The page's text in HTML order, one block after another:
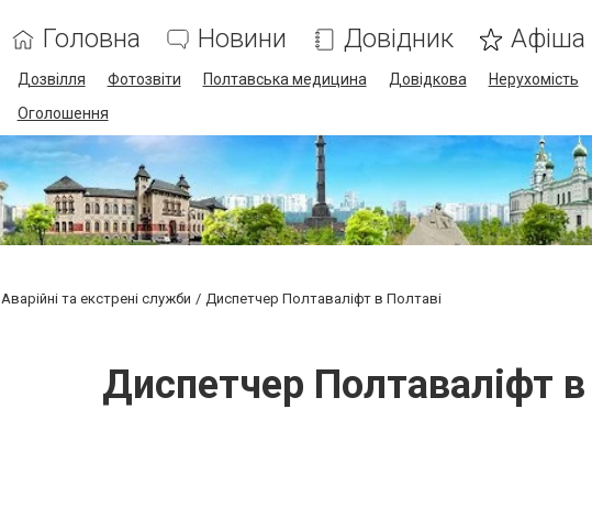
Головна Новини Довідник Афіша
Дозвілля Фотозвіти Полтавська медицина Довідкова Нерухомість
Оголошення
Аварійні та екстрені служби Диспетчер Полтаваліфт в Полтаві
Диспетчер Полтаваліфт в